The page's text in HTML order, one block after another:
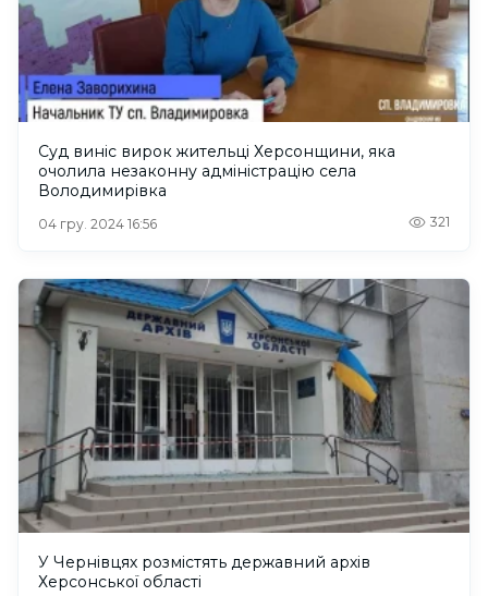
Суд виніс вирок жительці Херсонщини, яка
очолила незаконну адміністрацію села
Володимирівка
04 гру. 2024 16:56 321
У Чернівцях розмістять державний архів
Херсонської області